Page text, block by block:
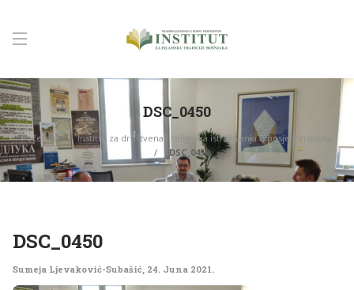
DSC_0450
Početna
Institut za društvena i religijska istraživanja u posjeti Institutu
DSC_0450
DSC_0450
Sumeja Ljevaković-Subašić, 24. Juna 2021.